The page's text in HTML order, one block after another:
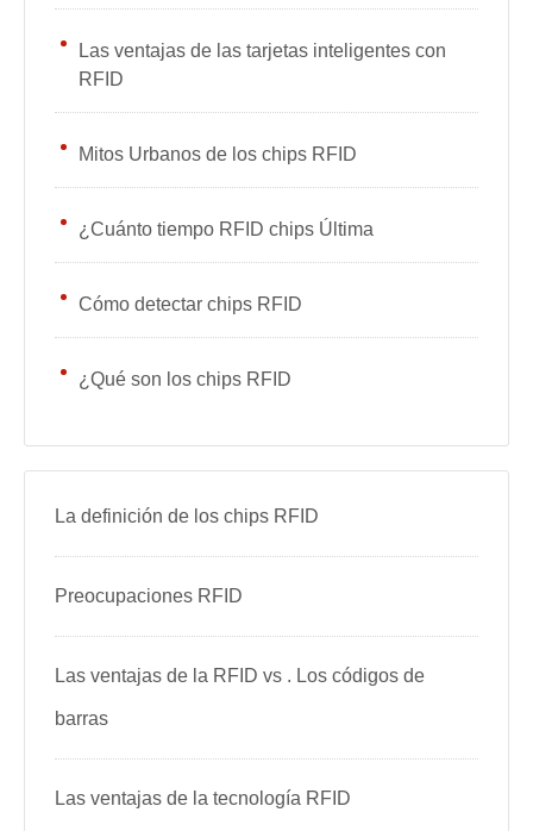
Las ventajas de las tarjetas inteligentes con
RFID
Mitos Urbanos de los chips RFID
¿Cuánto tiempo RFID chips Última
Cómo detectar chips RFID
¿Qué son los chips RFID
La definición de los chips RFID
Preocupaciones RFID
Las ventajas de la RFID vs . Los códigos de
barras
Las ventajas de la tecnología RFID